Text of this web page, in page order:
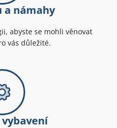
a námahy
abyste se mohli věnovat
vás důležité.